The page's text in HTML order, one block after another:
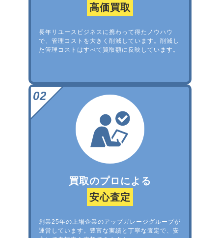
高価買取
長年リユースビジネスに携わって得たノウハウ
で、管理コストを大きく削減しています。削減し
た管理コストはすべて買取額に反映しています。
買取のプロによる
安心査定
創業25年の上場企業のアップガレージグループが
運営しています。豊富な実績と丁寧な査定で、安